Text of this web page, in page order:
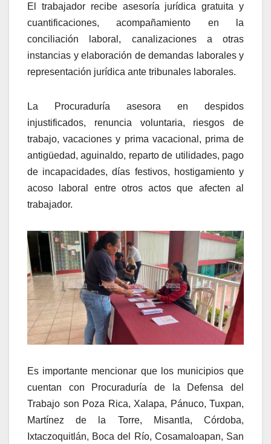
El trabajador recibe asesoría jurídica gratuita y
cuantificaciones, acompañamiento en la
conciliación laboral, canalizaciones a otras
instancias y elaboración de demandas laborales y
representación jurídica ante tribunales laborales.
La Procuraduría asesora en despidos
injustificados, renuncia voluntaria, riesgos de
trabajo, vacaciones y prima vacacional, prima de
antigüedad, aguinaldo, reparto de utilidades, pago
de incapacidades, días festivos, hostigamiento y
acoso laboral entre otros actos que afecten al
trabajador.
Es importante mencionar que los municipios que
cuentan con Procuraduría de la Defensa del
Trabajo son Poza Rica, Xalapa, Pánuco, Tuxpan,
Martínez de la Torre, Misantla, Córdoba,
Ixtaczoquitlán, Boca del Río, Cosamaloapan, San